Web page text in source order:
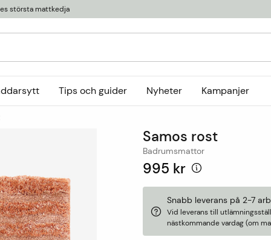
största mattkedja
Trasmattor
Ullmattor
Utemattor
Viskosmattor
InHouse Group
Online only
Tips och guider Nyheter Kampanjer
Samos rost
Badrumsmattor
995 kr
Snabb leverans på 2-7
Vid leverans till
nästkommande vardag (om